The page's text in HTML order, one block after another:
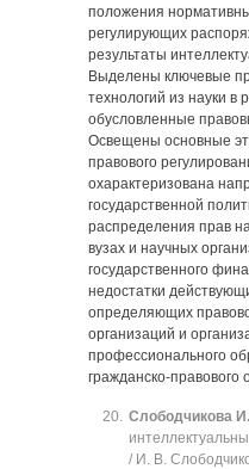
положения
регулирующих
результаты
Выделены ключевые
технологий из науки в
обусловленные
Освещены основные
правового
охарактеризована
государственной
распределения прав
вузах и научных
государственного
недостатки
определяющих
организаций и
профессионального
гражданско-правового
Слободчикова
/ И. В.